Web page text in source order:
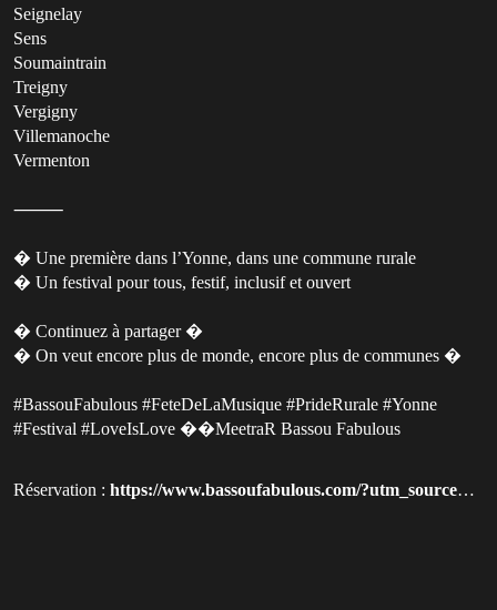
Seignelay
Sens
Soumaintrain
Treigny
Vergigny
Villemanoche
Vermenton
⸻
� Une première dans l’Yonne, dans une commune rurale
� Un festival pour tous, festif, inclusif et ouvert
� Continuez à partager �
� On veut encore plus de monde, encore plus de communes �
#BassouFabulous #FeteDeLaMusique #PrideRurale #Yonne
#Festival #LoveIsLove ��MeetraR Bassou Fabulous
Réservation : https://www.bassoufabulous.com/?utm_source=qluvis.com